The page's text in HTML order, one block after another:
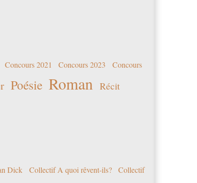
Concours 2021 Concours 2023 Concours
Poésie Roman Récit
Dick Collectif A quoi rêvent-ils?
Collectif